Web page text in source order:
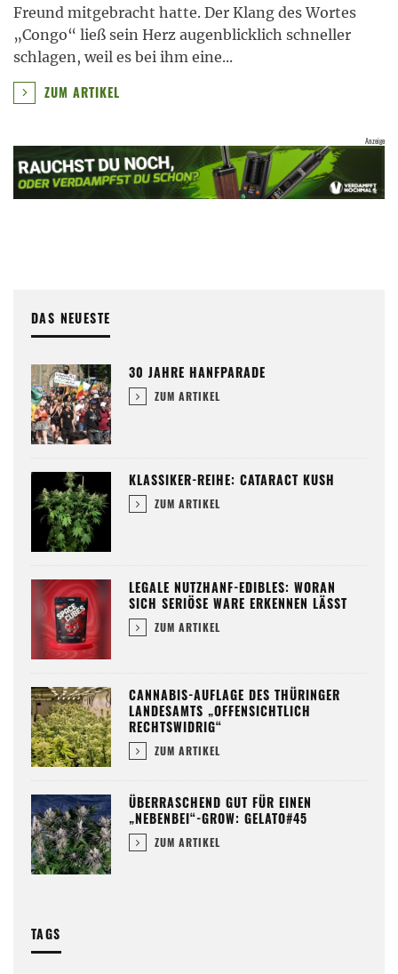
Freund mitgebracht hatte. Der Klang des Wortes
„Congo“ ließ sein Herz augenblicklich schneller
schlagen, weil es bei ihm eine...
ZUM ARTIKEL
DAS NEUESTE
30 JAHRE HANFPARADE
ZUM ARTIKEL
KLASSIKER-REIHE: CATARACT KUSH
ZUM ARTIKEL
LEGALE NUTZHANF-EDIBLES: WORAN
SICH SERIÖSE WARE ERKENNEN LÄSST
ZUM ARTIKEL
CANNABIS-AUFLAGE DES THÜRINGER
LANDESAMTS „OFFENSICHTLICH
RECHTSWIDRIG“
ZUM ARTIKEL
ÜBERRASCHEND GUT FÜR EINEN
„NEBENBEI“-GROW: GELATO#45
ZUM ARTIKEL
TAGS